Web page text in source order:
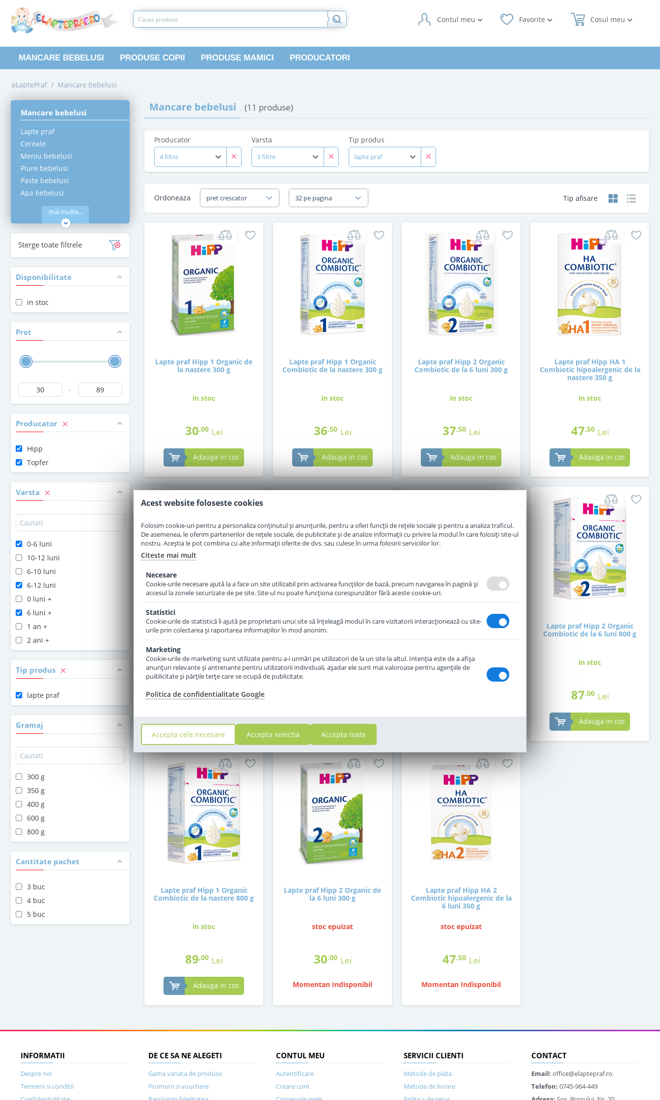
Cosul meu
Favorite
Contul meu
MANCARE BEBELUSI PRODUSE COPII PRODUSE MAMICI PRODUCATORI
eLaptePraf / Mancare bebelusi
Mancare bebelusi
Lapte praf
Cereale
Meniu bebelusi
Piure bebelusi
Paste bebelusi
Apa bebelusi
mai multe...
Sterge toate filtrele
Disponibilitate
in stoc
Pret
-
Producator
Hipp
Topfer
Varsta
0-6 luni
10-12 luni
6-10 luni
6-12 luni
0 luni +
6 luni +
1 an +
2 ani +
Tip produs
lapte praf
Gramaj
300 g
350 g
400 g
600 g
800 g
Cantitate pachet
3 buc
4 buc
5 buc
Mancare bebelusi (11 produse)
Producator
4 filtre
Varsta
3 filtre
Tip produs
lapte praf
Tip afisare
Ordoneaza pret crescator 32 pe pagina
Lapte praf Hipp 1 Organic de
la nastere 300 g
in stoc
30,00 Lei
Adauga in cos
Lapte praf Hipp 1 Organic
Combiotic de la nastere 300 g
in stoc
36,50 Lei
Adauga in cos
Lapte praf Hipp 2 Organic
Combiotic de la 6 luni 300 g
in stoc
37,50 Lei
Adauga in cos
Lapte praf Hipp HA 1
Combiotic hipoalergenic de la
nastere 350 g
in stoc
47,50 Lei
Adauga in cos
Formula de lapte praf Topfer
1 Bio de la nastere 600 g
in stoc
69,00 Lei
Formula de lapte praf de
capra Topfer 1 Bio de la
in stoc
Formula de lapte praf de
in stoc
Lapte praf Hipp 2 Organic
Combiotic de la 6 luni 800 g
in stoc
87,00 Lei
Adauga in cos
Lapte praf Hipp 1 Organic
Combiotic de la nastere 800 g
in stoc
89,00 Lei
Adauga in cos
Lapte praf Hipp 2 Organic de
la 6 luni 300 g
stoc epuizat
30,00 Lei
Momentan Indisponibil
Lapte praf Hipp HA 2
Combiotic hipoalergenic de la
6 luni 350 g
stoc epuizat
47,50 Lei
Momentan Indisponibil
INFORMATII
Despre noi
Termeni si conditii
DE CE SA NE ALEGETI
Gama variata de produse
Promotii si vouchere
CONTUL MEU
Autentificare
Creare cont
SERVICII CLIENTI
Metode de plata
Metode de livrare
CONTACT
Email: office@elaptepraf.ro
Telefon: 0745-964-449
Acest website foloseste cookies
Folosim cookie-uri pentru a personaliza conținutul și anunțurile, pentru a oferi funcții de rețele sociale și pentru a analiza traficul.
De asemenea, le oferim partenerilor de rețele sociale, de publicitate și de analize informații cu privire la modul în care folosiți site-ul
nostru. Aceștia le pot combina cu alte informații oferite de dvs. sau culese în urma folosirii serviciilor lor.
Citeste mai mult
Necesare
Cookie-urile necesare ajută la a face un site utilizabil prin activarea funcţiilor de bază, precum navigarea în pagină şi
accesul la zonele securizate de pe site. Site-ul nu poate funcţiona corespunzător fără aceste cookie-uri.
Statistici
Cookie-urile de statistică îi ajută pe proprietarii unui site să înţeleagă modul în care vizitatorii interacţionează cu site-
urile prin colectarea şi raportarea informaţiilor în mod anonim.
Marketing
Cookie-urile de marketing sunt utilizate pentru a-i urmări pe utilizatori de la un site la altul. Intenţia este de a afişa
anunţuri relevante şi antrenante pentru utilizatorii individuali, aşadar ele sunt mai valoroase pentru agenţiile de
puiblicitate şi părţile terţe care se ocupă de publicitate.
Politica de confidentialitate Google
Accepta cele necesare Accepta selectia Accepta toate